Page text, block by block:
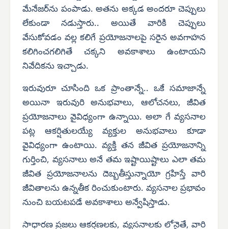
మేనేజర్‌ను పంపాడు. అతను అక్కడ అందరూ చెప్పులు
లేకుండా నడుస్తారు.. అయితే వారికి చెప్పులు
వేసుకోవడం వల్ల కలిగే ప్రయోజనాలపై సరైన అవగాహన
కలిగించగలిగితే చక్కని అవకాశాలు ఉంటాయని
నివేదికను ఇచ్చాడు.
ఇరువురూ చూసింది ఒక ప్రాంతాన్నే.. ఒకే సమాజాన్నే
అయినా ఇరువురి అనుభవాలు, ఆలోచనలు, జీవిత
ప్రయోజనాలు వైవిధ్యంగా ఉన్నాయి. అలా గే వ్యసనాల
పట్ల ఆకర్షితులయ్యే వ్యక్తుల అనుభవాలు కూడా
వైవిధ్యంగా ఉంటాయి. వ్యక్తి తన జీవిత ప్రయోజనాన్ని
గుర్తించి, వ్యసనాలు అనే తమ ఇష్టాయిష్టాలు ఎలా తమ
జీవిత ప్రయోజనాలను దెబ్బతీస్తున్నాయో గ్రహిస్తే వారి
జీవితాలను ఉన్నతీక రించుకుంటారు. వ్యసనాల ప్రభావం
నుంచి బయటపడే అవకాశాలు అన్వేషిస్తాడు.
సాధారణ ప్రజలు ఆకర్షణలకు, వ్యసనాలకు లోనైతే, వారి